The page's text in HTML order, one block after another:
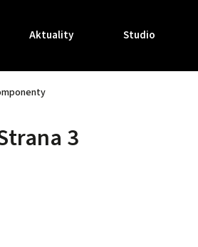
Aktuality Studio
3